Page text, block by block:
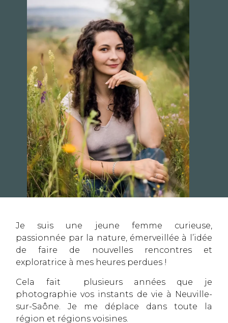
Je suis une jeune femme curieuse,
passionnée par la nature, émerveillée à l’idée
de faire de nouvelles rencontres et
exploratrice à mes heures perdues !
Cela fait plusieurs années que je
photographie vos instants de vie à Neuville-
sur-Saône. Je me déplace dans toute la
région et régions voisines.